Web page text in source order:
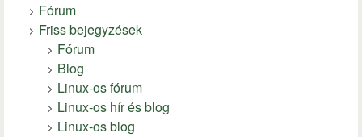
Fórum
Friss bejegyzések
Fórum
Blog
Linux-os fórum
Linux-os hír és blog
Linux-os blog